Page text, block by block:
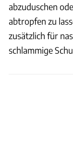
abzuduschen
abtropfen zu
zusätzlich für
schlammige